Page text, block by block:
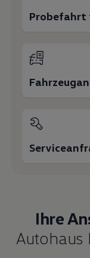
Probefahrt
Ihre
Autohaus